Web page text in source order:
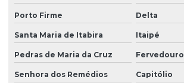
Porto Firme Delta
Santa Maria de Itabira Itaipé
Pedras de Maria da Cruz Fervedouro
Senhora dos Remédios Capitólio